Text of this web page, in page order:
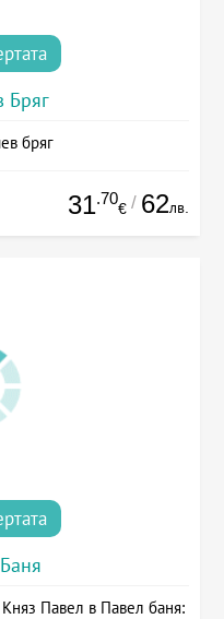
Бряг
бряг
31.70
€ / 62лв.
Павел в Павел баня: